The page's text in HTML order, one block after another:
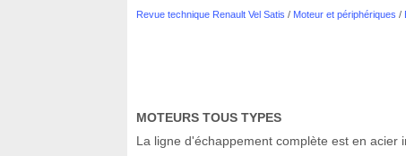
Revue technique Renault Vel Satis / Moteur et périphériques /
MOTEURS TOUS TYPES
La ligne d'échappement complète est en acier